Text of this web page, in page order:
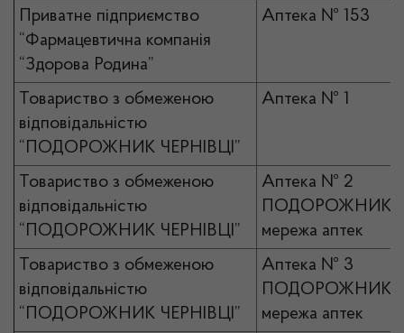
Приватне підприємство
“Фармацевтична компанія
“Здорова Родина”
Аптека № 153
Товариство з обмеженою
відповідальністю
“ПОДОРОЖНИК ЧЕРНІВЦІ”
Аптека № 1
Товариство з обмеженою
відповідальністю
“ПОДОРОЖНИК ЧЕРНІВЦІ”
Аптека № 2
ПОДОРОЖНИК
мережа аптек
Товариство з обмеженою
відповідальністю
“ПОДОРОЖНИК ЧЕРНІВЦІ”
Аптека № 3
ПОДОРОЖНИК
мережа аптек